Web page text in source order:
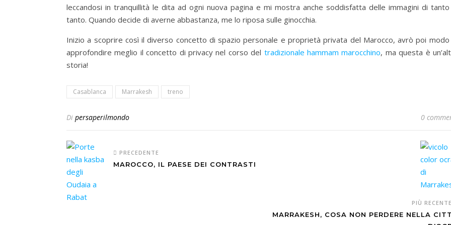
leccandosi in tranquillità le dita ad ogni nuova pagina e mi mostra anche soddisfatta delle immagini di tanto
tanto. Quando decide di averne abbastanza, me lo riposa sulle ginocchia.
Inizio a scoprire così il diverso concetto di spazio personale e proprietà privata del Marocco, avrò poi modo
approfondire meglio il concetto di privacy nel corso del tradizionale hammam marocchino, ma questa è
storia!
Casablanca Marrakesh treno
Di persaperilmondo 0
PRECEDENTE
MAROCCO, IL PAESE DEI CONTRASTI
PIÙ RECENTE
MARRAKESH, COSA NON PERDERE NELLA